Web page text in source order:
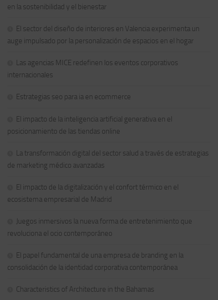
en la sostenibilidad y el bienestar
El sector del diseño de interiores en Valencia experimenta un
auge impulsado por la personalización de espacios en el hogar
Las agencias MICE redefinen los eventos corporativos
internacionales
Estrategias seo para ia en ecommerce
El impacto de la inteligencia artificial generativa en el
posicionamiento de las tiendas online
La transformación digital del sector salud a través de estrategias
de marketing médico avanzadas
El impacto de la digitalización y el confort térmico en el
ecosistema empresarial de Madrid
Juegos inmersivos la nueva forma de entretenimiento que
revoluciona el ocio contemporáneo
El papel fundamental de una empresa de branding en la
consolidación de la identidad corporativa contemporánea
Characteristics of Architecture in the Bahamas